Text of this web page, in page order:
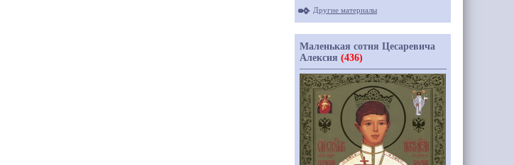
Другие материалы
Маленькая сотня Цесаревича
Алексия (436)